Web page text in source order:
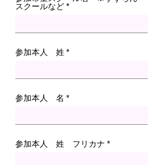
スクールなど
参加本人 姓
参加本人 名
参加本人 姓 フリカナ